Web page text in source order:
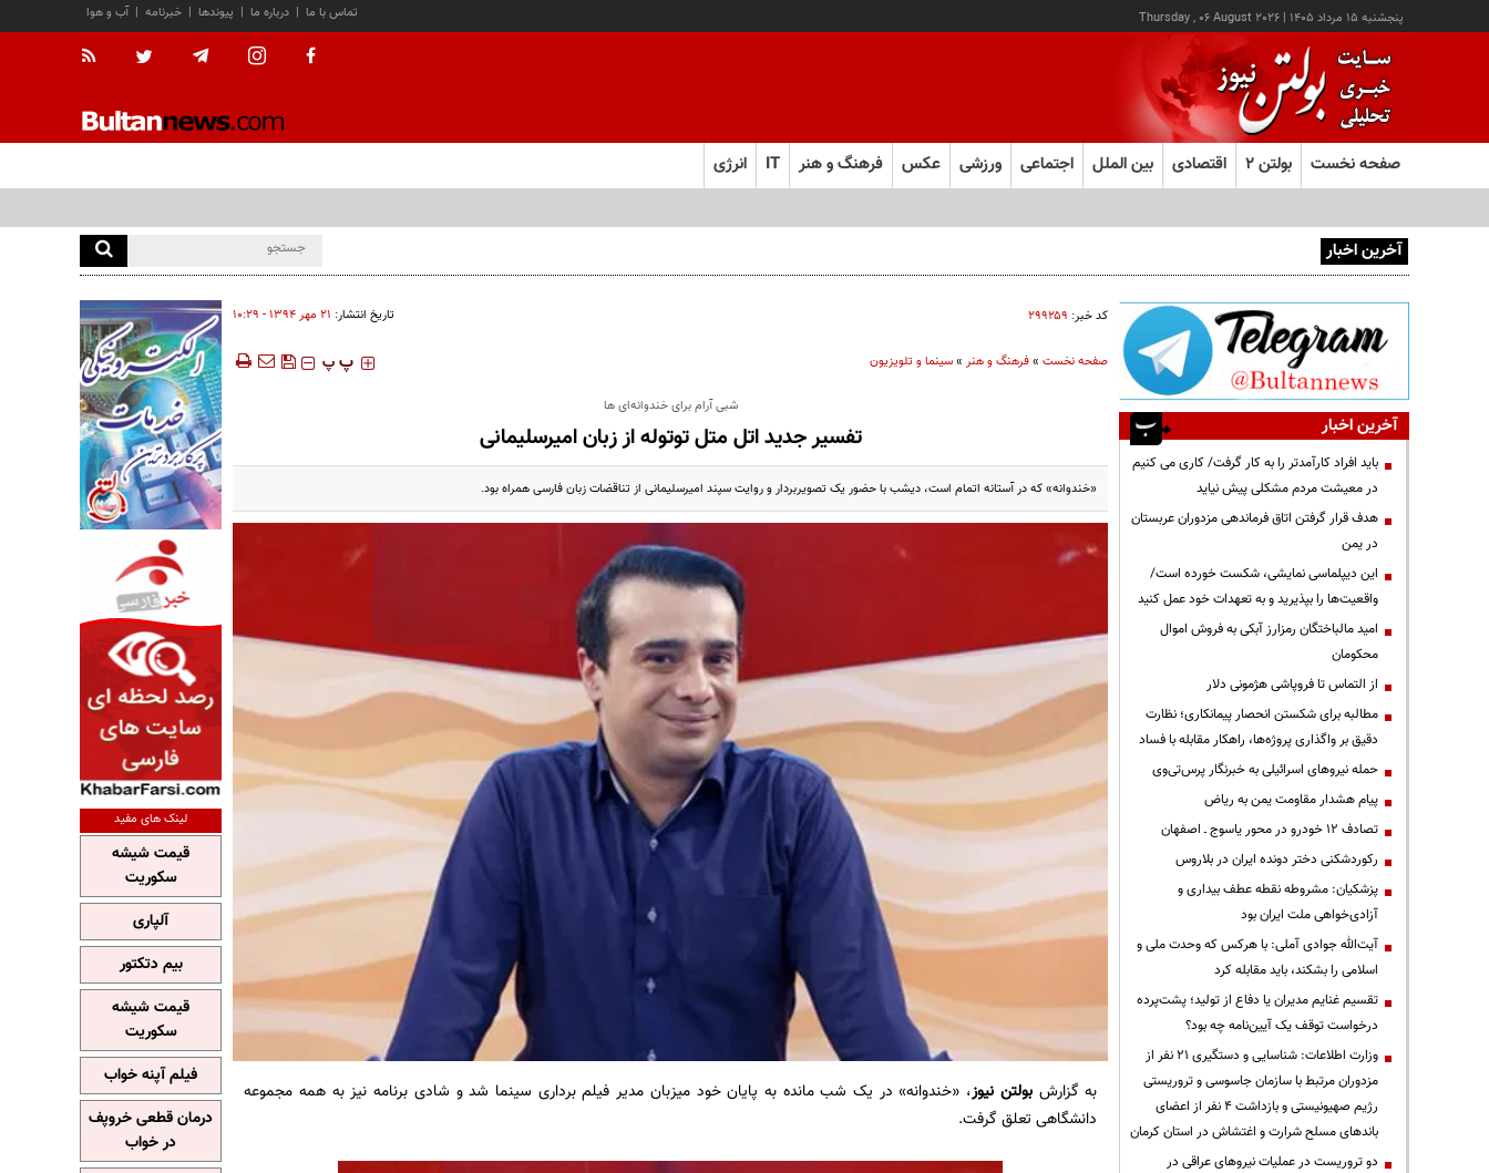
پنجشنبه ۱۵ مرداد ۱۴۰۵ |
Thursday , 06 August 2026 آب و هوا | خبرنامه | پیوندها | درباره ما | تماس با ما
صفحه نخست بولتن ۲ اقتصادی بین الملل اجتماعی ورزشی عکس فرهنگ و هنر IT انرژی
آخرین اخبار
کد خبر: ۲۹۹۲۵۹ تاریخ انتشار: ۲۱ مهر ۱۳۹۴ - ۱۰:۲۹
صفحه نخست»فرهنگ و هنر»سینما و تلویزیون ‍‍‍ پ پ
شبی آرام برای خندوانه‌ای ها
تفسیر جدید اتل متل توتوله از زبان امیرسلیمانی
«خندوانه» که در آستانه اتمام است، دیشب با حضور یک تصویربردار و روایت سپند امیرسلیمانی از تناقضات زبان فارسی همراه بود.
به گزارشبولتن نیوز، «خندوانه» در یک شب مانده به پایان خود میزبان مدیر فیلم برداری سینما شد و شادی برنامه نیز به همه مجموعه
دانشگاهی تعلق گرفت.
آخرین اخبار
باید افراد کارآمدتر را به کار گرفت/ کاری می کنیم
در معیشت مردم مشکلی پیش نیاید
هدف قرار گرفتن اتاق‌ فرماندهی مزدوران عربستان
در یمن
این دیپلماسی نمایشی، شکست خورده است/
واقعیت‌ها را بپذیرید و به تعهدات خود عمل کنید
امید مالباختگان رمزارز آبکی به فروش اموال
محکومان
از التماس تا فروپاشی هژمونی دلار
مطالبه برای شکستن انحصار پیمانکاری؛ نظارت
دقیق بر واگذاری پروژه‌ها، راهکار مقابله با فساد
حمله نیروهای اسرائیلی به خبرنگار پرس‌تی‌وی
پیام هشدار مقاومت یمن به ریاض
تصادف ۱۲ خودرو در محور یاسوج ـ اصفهان
رکوردشکنی دختر دونده ایران در بلاروس
پزشکیان: مشروطه نقطه عطف بیداری و
آزادی‌خواهی ملت ایران بود
آیت‌الله جوادی آملی: با هرکس که وحدت ملی و
اسلامی را بشکند، باید مقابله کرد
تقسیم غنایم مدیران یا دفاع از تولید؛ پشت‌پرده
درخواست توقف یک آیین‌نامه چه بود؟
وزارت اطلاعات: شناسایی و دستگیری ۲۱ نفر از
مزدوران مرتبط با سازمان جاسوسی و تروریستی
رژیم صهیونیستی و بازداشت ۴ نفر از اعضای
باندهای مسلح شرارت و اغتشاش در استان کرمان
دو تروریست در عملیات نیروهای عراقی در
لینک های مفید
قیمت شیشه
سکوریت
آلپاری
بیم دتکتور
قیمت شیشه
سکوریت
فیلم آپنه خواب
درمان قطعی خروپف
در خواب